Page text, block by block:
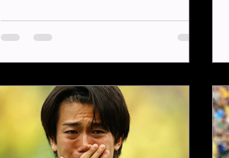
disse que o tema será debatido após o
equipes em relação ao atual formato do
torneio. – Algumas pessoas já sugerem
ampliar o torneio para 64 seleções.
Certamente esse assunto será analisado
após esta Copa do MuO porta-voz da
Fifa posteriormente divulgou